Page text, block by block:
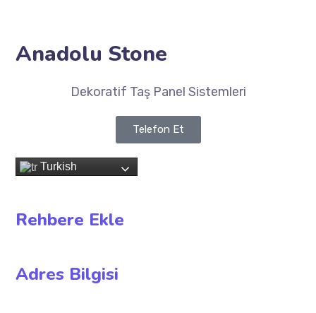
Anadolu Stone
Dekoratif Taş Panel Sistemleri
Telefon Et
Turkish
Rehbere Ekle
Adres Bilgisi